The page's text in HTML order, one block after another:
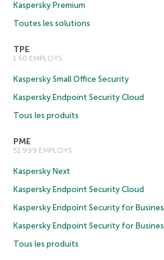
Kaspersky Premium
Toutes les solutions
TPE
1 50 EMPLOYS
Kaspersky Small Office Security
Kaspersky Endpoint Security Cloud
Tous les produits
PME
51 999 EMPLOYS
Kaspersky Next
Kaspersky Endpoint Security Cloud
Kaspersky Endpoint Security for
Kaspersky Endpoint Security for
Tous les produits